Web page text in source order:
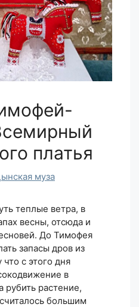
платья
муза
теплые ветра, в
весны, отсюда и
До Тимофея
запасы дров из
с этого дня
в
рубить растение,
большим